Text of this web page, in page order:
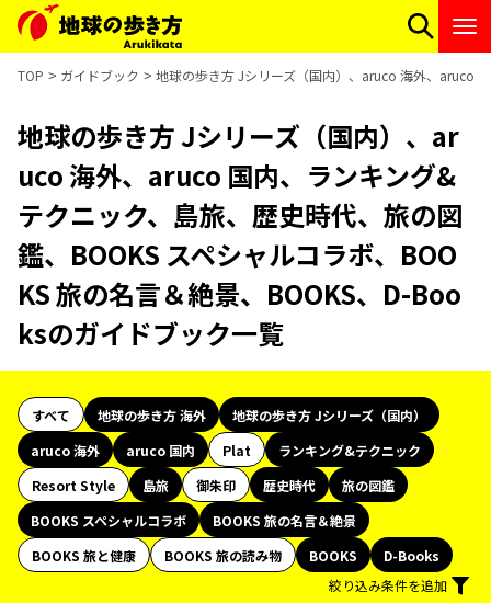
TOP ガイドブック 地球の歩き方 Jシリーズ（国内）、aruco 海外、aruco
地球の歩き方 Jシリーズ（国内）、ar
uco 海外、aruco 国内、ランキング&
テクニック、島旅、歴史時代、旅の図
鑑、BOOKS スペシャルコラボ、BOO
KS 旅の名言＆絶景、BOOKS、D-Boo
ksのガイドブック一覧
すべて 地球の歩き方 海外
地球の歩き方 Jシリーズ（国内）
aruco 海外
aruco 国内 Plat
ランキング&テクニック
Resort Style
島旅 御朱印 歴史時代
旅の図鑑
BOOKS スペシャルコラボ
BOOKS 旅の名言＆絶景
BOOKS 旅と健康
BOOKS 旅の読み物 BOOKS
D-Books
絞り込み条件を追加